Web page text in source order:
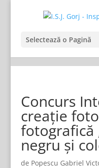
Selectează o Pagină
Concurs
creație
fotografică
negru și
de Popescu Gabriel